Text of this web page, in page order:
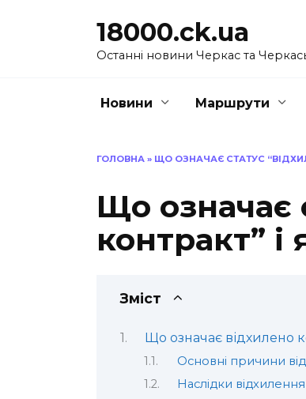
18000.ck.ua
Останні новини Черкас та
Новини Маршрути
ГОЛОВНА » ЩО ОЗНАЧАЄ СТАТУС
Що означає
контракт”
Зміст
Що означає відхилено
Основні причини
Наслідки